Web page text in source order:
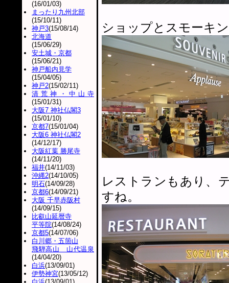
ショップとスモーキ
レストランもあり、
すね。
(16/01/03)
まったり九州北部
(15/10/11)
神戸3(15/08/14)
北海道
(15/06/29)
安土城・京都
(15/06/21)
神戸船内見学
(15/04/05)
神戸2(15/02/11)
清荒神・中山寺
(15/01/31)
大阪7 神社仏閣3
(15/01/10)
京都7(15/01/04)
大阪6 神社仏閣2
(14/12/17)
大阪紅葉 勝尾寺
(14/11/20)
福井(14/11/03)
沖縄2(14/10/05)
明石(14/09/28)
京都6(14/09/21)
大阪 千早赤阪村
(14/09/15)
比叡山延暦寺
平等院(14/08/24)
京都5(14/07/06)
白川郷・五箇山
飛騨高山 山代温泉
(14/04/20)
白浜(13/09/01)
伊勢神宮(13/05/12)